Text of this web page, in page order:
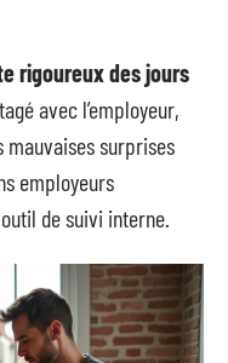
rigoureux des jours
avec l’employeur,
mauvaises surprises
employeurs
de suivi interne.